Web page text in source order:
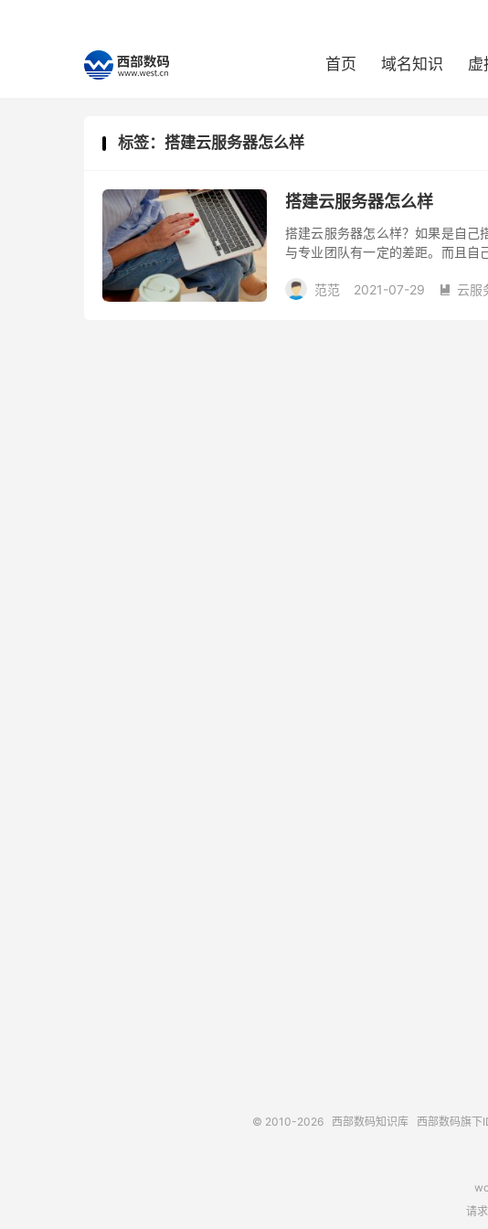
首页 域名知识 虚
标签：搭建云服务器怎么样
搭建云服务器怎么样
搭建云服务器怎么样？如果是自己
与专业团队有一定的差距。而且自
范范
2021-07-29  云服
© 2010-2026 西部数码知识库 西部数码旗下
请